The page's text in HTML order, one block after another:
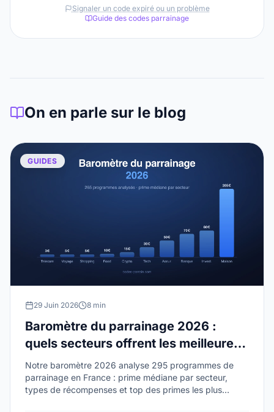
Signaler un code expiré ou un problème
Guide des codes parrainage
On en parle sur le blog
GUIDES
29 Juin 2026 8 min
Baromètre du parrainage 2026 :
quels secteurs offrent les meilleures
primes ?
Notre baromètre 2026 analyse 295 programmes de
parrainage en France : prime médiane par secteur,
types de récompenses et top des primes les plus